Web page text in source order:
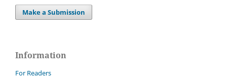
Make a Submission
Information
For Readers